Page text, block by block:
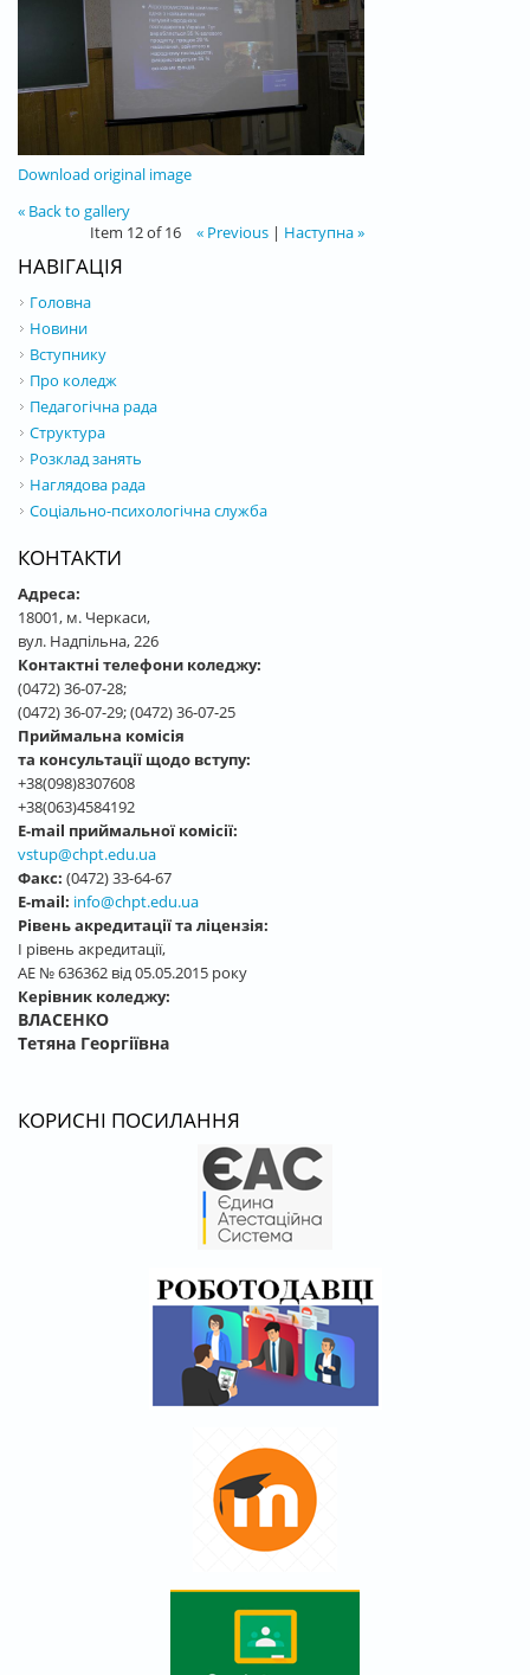
Download original image
« Back to gallery
Item 12 of 16
« Previous| Наступна »
НАВІГАЦІЯ
Головна
Новини
Вступнику
Про коледж
Педагогічна рада
Структура
Розклад занять
Наглядова рада
Соціально-психологічна служба
КОНТАКТИ
Адреса:
18001, м. Черкаси,
вул. Надпільна, 226
Контактні телефони коледжу:
(0472) 36-07-28;
(0472) 36-07-29; (0472) 36-07-25
Приймальна комісія
та консультації щодо вступу:
+38(098)8307608
+38(063)4584192
E-mail приймальної комісії:
vstup@chpt.edu.ua
Факс: (0472) 33-64-67
E-mail: info@chpt.edu.ua
Рівень акредитації та ліцензія:
І рівень акредитації,
АЕ № 636362 від 05.05.2015 року
Керівник коледжу:
ВЛАСЕНКО
Тетяна Георгіївна
КОРИСНІ ПОСИЛАННЯ